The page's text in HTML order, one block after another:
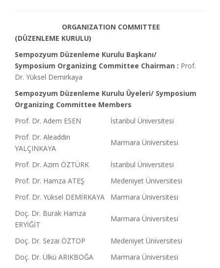
ORGANIZATION COMMITTEE
(DÜZENLEME KURULU)
Sempozyum Düzenleme Kurulu Başkanı/
Symposium Organizing Committee Chairman : Prof.
Dr. Yüksel Demirkaya
Sempozyum Düzenleme Kurulu Üyeleri/ Symposium
Organizing Committee Members
Prof. Dr. Adem ESEN
İstanbul Üniversitesi
Prof. Dr. Aleaddin
YALÇINKAYA
Marmara Üniversitesi
Prof. Dr. Azim ÖZTÜRK
İstanbul Üniversitesi
Prof. Dr. Hamza ATEŞ
Medeniyet Üniversitesi
Prof. Dr. Yüksel DEMİRKAYA
Marmara Üniversitesi
Doç. Dr. Burak Hamza
ERYİĞİT
Marmara Üniversitesi
Doç. Dr. Sezai ÖZTOP
Medeniyet Üniversitesi
Doç. Dr. Ülkü ARIKBOĞA
Marmara Üniversitesi